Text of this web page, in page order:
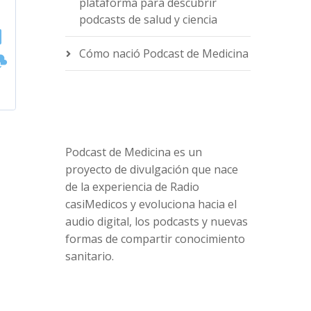
podcasts de salud y ciencia
Cómo nació Podcast de Medicina
Podcast de Medicina es un
proyecto de divulgación que nace
de la experiencia de Radio
casiMedicos y evoluciona hacia el
audio digital, los podcasts y nuevas
formas de compartir conocimiento
sanitario.